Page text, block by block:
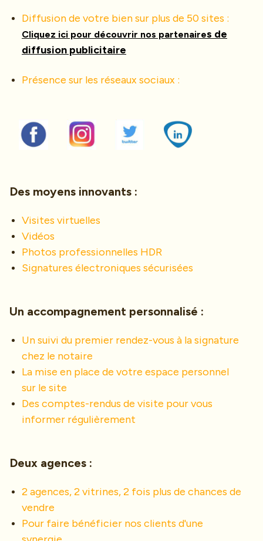
Le
Saviez-
vous
Contact
vendus
Diffusion de votre bien sur plus de 50 sites :
Cliquez ici pour découvrir nos partenaires de
diffusion publicitaire
Présence sur les réseaux sociaux :
Des moyens innovants :
Visites virtuelles
Vidéos
Photos professionnelles HDR
Signatures électroniques sécurisées
Un accompagnement personnalisé :
Un suivi du premier rendez-vous à la signature
chez le notaire
La mise en place de votre espace personnel
sur le site
Des comptes-rendus de visite pour vous
informer régulièrement
Deux agences :
2 agences, 2 vitrines, 2 fois plus de chances de
vendre
Pour faire bénéficier nos clients d'une